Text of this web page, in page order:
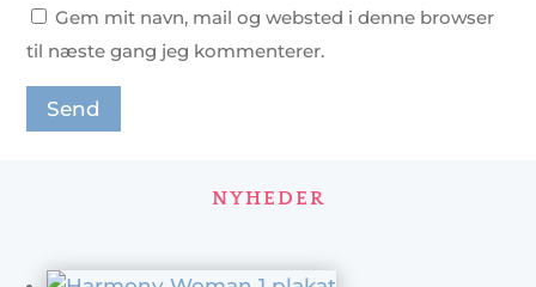
Gem mit navn, mail og websted i denne browser
til næste gang jeg kommenterer.
NYHEDER